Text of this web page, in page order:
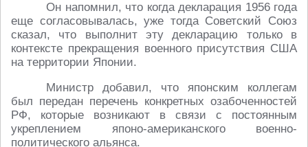
Он напомнил, что когда декларация 1956 года
еще согласовывалась, уже тогда Советский Союз
сказал, что выполнит эту декларацию только в
контексте прекращения военного присутствия США
на территории Японии.
Министр добавил, что японским коллегам
был передан перечень конкретных озабоченностей
РФ, которые возникают в связи с постоянным
укреплением японо-американского военно-
политического альянса.